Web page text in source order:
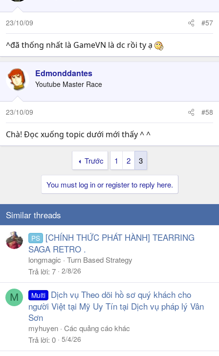
23/10/09 #57
^đã thống nhất là GameVN là dc rồi ty ạ
Edmonddantes
Youtube Master Race
23/10/09 #58
Chà! Đọc xuống topic dưới mới thấy ^ ^
Trước 1 2 3
You must log in or register to reply here.
Similar threads
PS
[CHÍNH THỨC PHÁT HÀNH] TEARRING
SAGA RETRO .
longmagic
Turn Based Strategy
Trả lời 7 2/8/26
M Multi
Dịch vụ Theo dõi hồ sơ quý khách cho
người Việt tại Mỹ Uy Tín tại Dịch vụ pháp lý Vân
Sơn
myhuyen Các quảng cáo khác
Trả lời 0 5/4/26